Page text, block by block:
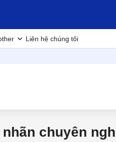
Liên hệ chúng tôi
nhãn chuyên